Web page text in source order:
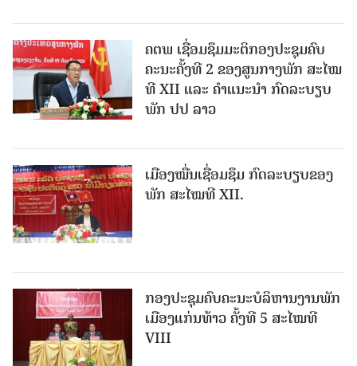
ຄຕພ ເຊື່ອມຊຶມມະຕິກອງປະຊຸມຄົບ
ຄະນະຄັ້ງທີ 2 ຂອງສູນກາງພັກ ສະໄໝ
ທີ XII ແລະ ຄໍາແນະນໍາ ກົດລະບຽບ
ພັກ ປປ ລາວ
ເມືອງ​ໝື່ນເຊື່ອມຊຶມ ກົດລະບຽບຂອງ
ພັກ ສະໄໝທີ XII.
ກອງປະຊຸມຄົບຄະນະບໍລິຫານງານພັກ
ເມືອງແກ່ນ​ທ້າວ ຄັ້ງທີ 5 ສະໄໝທີ
VIII